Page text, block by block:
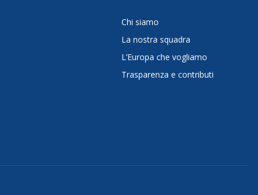
Chi siamo
La nostra squadra
L’Europa che vogliamo
Trasparenza e contributi